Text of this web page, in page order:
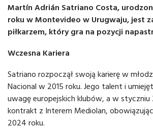
Martín Adrián Satriano Costa,
roku w Montevideo w Urugwaju, jest
piłkarzem, który gra na pozycji
Wczesna Kariera
Satriano rozpoczął swoją karierę w
Nacional w 2015 roku. Jego talent i
uwagę europejskich klubów, a w styczniu
kontrakt z Interem Mediolan,
2024 roku.